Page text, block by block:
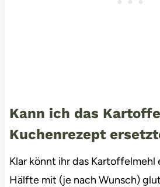
Kann ich das
Kuchenrezept
Klar könnt ihr das Kartoffelmehl
Hälfte mit (je nach Wunsch)